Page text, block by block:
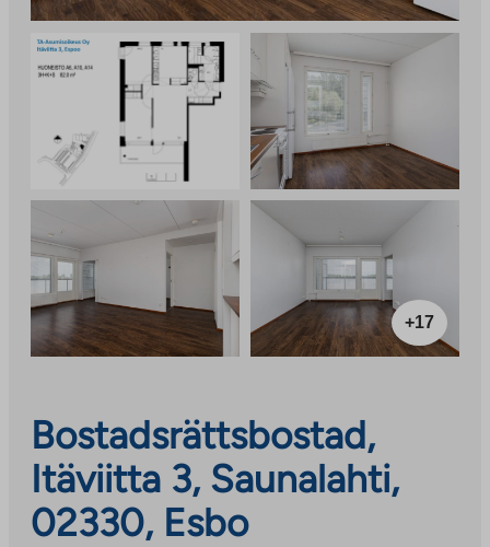
+17
Bostadsrättsbostad,
Itäviitta 3, Saunalahti,
02330, Esbo